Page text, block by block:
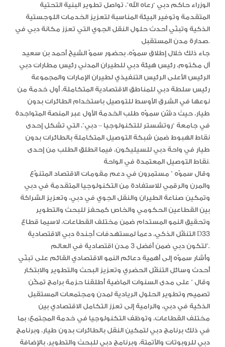
الوزراء حاكم دبي “رعاه الله”، تواصل تطوير البنية التحتية
المتقدمة وتوفير البيئة المناسبة لتعزيز الخدمات اللوجستية
الذكية وتبنّي أحدث حلول النقل الجوي التي تعزز مكانة دبي في
صدارة مدن المستقبل.
جاء ذلك خلال إطلاق سموّه، بحضور سموّ الشيخ أحمد بن سعيد
آل مكتوم، رئيس هيئة دبي للطيران المدني رئيس مطارات دبي
الرئيس الأعلى الرئيس التنفيذي لطيران الإمارات والمجموعة
رئيس سلطة دبي للمناطق الاقتصادية المتكاملة، أول خدمة من
نوعها في الشرق الأوسط للتوصيل باستخدام الطائرات بدون
طيار، حيث دشّن سموّه طلب الخدمة الأول عبر المنصة المتواجدة
في جامعة “روتشستر للتكنولوجيا – دبي”، التي تشكل إحدى
نقاط الهبوط ضمن شبكة التوصيل المتكاملة بالطائرات بدون
طيار في واحة دبي للسيليكون، فيما انطلق الطلب من إحدى
نقاط التوصيل المعتمدة في الواحة.
وقال سموّه ” مستمرون في دعم مقومات الاقتصاد المتنوّع
والمرن والرقمي للاستفادة من التكنولوجيا المتقدمة في دبي
وتمكين صناعة الطيران والنقل الجوي في دبي، وتعزيز الشراكة
بين القطاعين الحكومي والخاص كمحفز للبحث والتطوير
وتحقيق النمو المستدام ضمن مختلف القطاعات، لاسيما قطاع
التنقّل الذكي، دعماً لمستهدفات أجندة دبي الاقتصادية D33
لتكون دبي ضمن أفضل 3 مدن اقتصادية في العالم”.
وأشار سموّه إلى أهمية دعائم النمو الاقتصادي القائم على تبنّي
أحدث وسائل التنقّل الحضري وتعزيز البحث والتطوير والابتكار
وقال ” على مدى السنوات الماضية أطلقنا حزمة برامج تمكّن
تصميم وتطوير الحلول الريادية لمدن ومجتمعات المستقبل
الذكية في دبي، والرامية إلى تعزز التكامل الاقتصادي بين
مختلف القطاعات، وتوظف التكنولوجيا في خدمة المجتمع؛ بما
في ذلك برنامج دبي لتمكين النقل بالطائرات بدون طيار، وبرنامج
دبي للروبوتات والأتمتة، وبرنامج دبي للبحث والتطوير، بالإضافة